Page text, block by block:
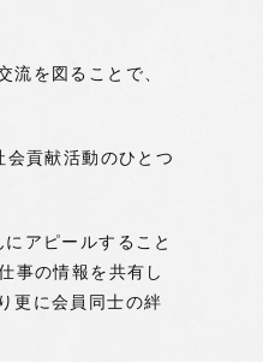
流を図ることで、
貢献活動のひとつ
アピールすること
事の情報を共有し
更に会員同士の絆